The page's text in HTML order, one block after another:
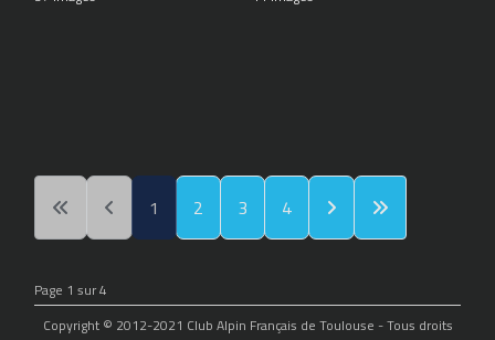
1 2 3 4
Page 1 sur 4
Copyright © 2012-2021 Club Alpin Français de Toulouse - Tous droits